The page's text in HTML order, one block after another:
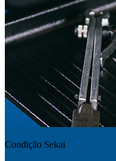
Condição Sekai